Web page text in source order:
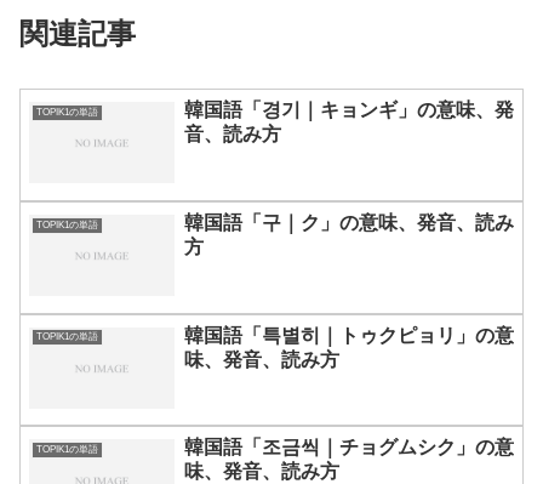
関連記事
TOPIK1の単語
韓国語「경기｜キョンギ」の意味、発
音、読み方
TOPIK1の単語
韓国語「구｜ク」の意味、発音、読み
方
TOPIK1の単語
韓国語「특별히｜トゥクピョリ」の意
味、発音、読み方
TOPIK1の単語
韓国語「조금씩｜チョグムシク」の意
味、発音、読み方